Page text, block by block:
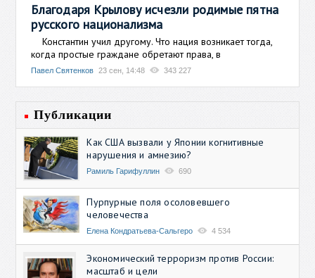
Благодаря Крылову исчезли родимые пятна
русского национализма
Константин учил другому. Что нация возникает тогда,
когда простые граждане обретают права, в
Павел Святенков 23 сен, 14:48 343 227
Публикации
Как США вызвали у Японии когнитивные
нарушения и амнезию?
Рамиль Гарифуллин 690
Пурпурные поля осоловевшего
человечества
Елена Кондратьева-Сальгеро 4 534
Экономический терроризм против России:
масштаб и цели